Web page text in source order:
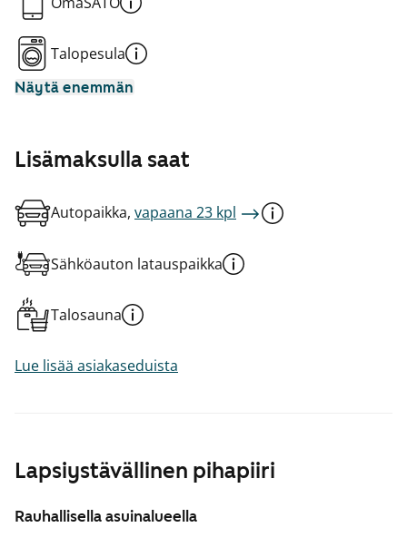
Lapsiystävällinen pihapiiri
Rauhallisella asuinalueella
Talopesula
Näytä enemmän
Lisämaksulla saat
Autopaikka, vapaana 23 kpl
Sähköauton latauspaikka
Talosauna
Lue lisää asiakaseduista